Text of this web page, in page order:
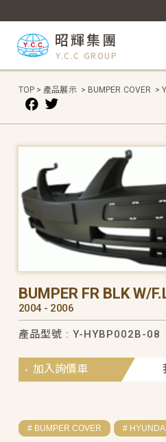
昭輝集團
Y.C.C GROUP
TOP > 產品展示 > BUMPER COVER >
BUMPER FR BLK W/
2004 - 2006
產品型號 : Y-HYBP002B-08
加入詢價車
# BUMPER COVER #